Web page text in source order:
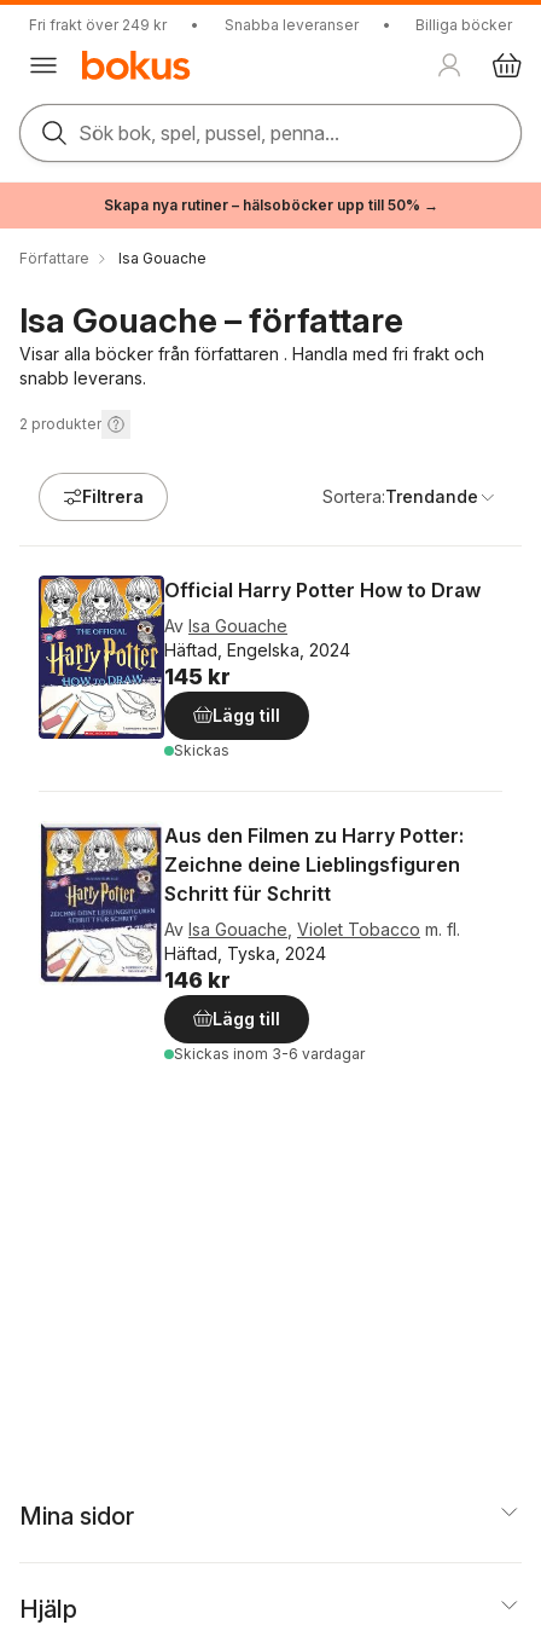
Fri frakt över 249 kr • Snabba leveranser • Billiga böcker
Sök bok, spel, pussel, penna...
Skapa nya rutiner – hälsoböcker upp till 50% →
Författare Isa Gouache
Isa Gouache – författare
Visar alla böcker från författaren . Handla med fri frakt och
snabb leverans.
2 produkter
Filtrera Sortera:Trendande
Official Harry Potter How to Draw
Av Isa Gouache
Häftad, Engelska, 2024
145 kr
Lägg till
Skickas
Aus den Filmen zu Harry Potter:
Zeichne deine Lieblingsfiguren
Schritt für Schritt
Av Isa Gouache Violet Tobacco m. fl.
Häftad, Tyska, 2024
146 kr
Lägg till
Skickas inom 3-6 vardagar
Mina sidor
Hjälp